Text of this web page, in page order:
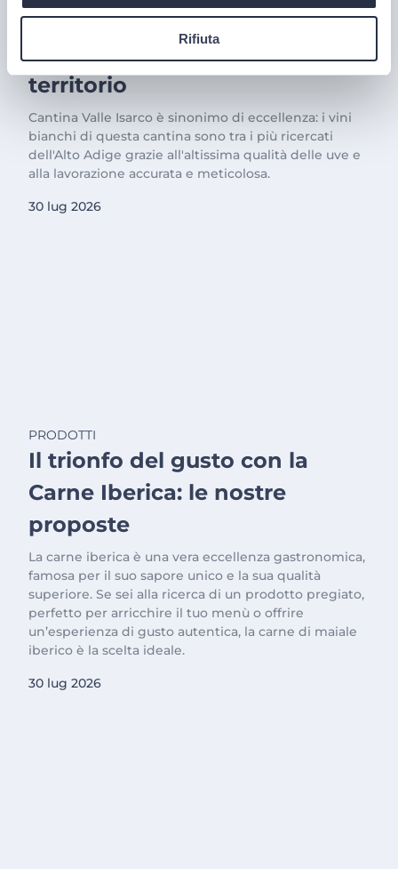
Rifiuta
Cantina Valle Isarco:
responsabilità e amore per il
territorio
Cantina Valle Isarco è sinonimo di eccellenza: i vini
bianchi di questa cantina sono tra i più ricercati
dell'Alto Adige grazie all'altissima qualità delle uve e
alla lavorazione accurata e meticolosa.
30 lug 2026
PRODOTTI
Il trionfo del gusto con la
Carne Iberica: le nostre
proposte
La carne iberica è una vera eccellenza gastronomica,
famosa per il suo sapore unico e la sua qualità
superiore. Se sei alla ricerca di un prodotto pregiato,
perfetto per arricchire il tuo menù o offrire
un’esperienza di gusto autentica, la carne di maiale
iberico è la scelta ideale.
30 lug 2026